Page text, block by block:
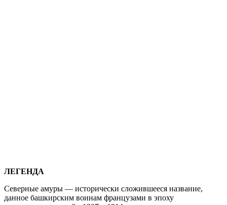
ЛЕГЕНДА
Северные амуры — исторически сложившееся название,
данное башкирским воинам французами в эпоху